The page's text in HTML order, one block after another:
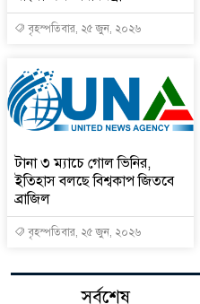
বৃহস্পতিবার, ২৫ জুন, ২০২৬
টানা ৩ ম্যাচে গোল ভিনির,
ইতিহাস বলছে বিশ্বকাপ জিতবে
ব্রাজিল
বৃহস্পতিবার, ২৫ জুন, ২০২৬
সর্বশেষ